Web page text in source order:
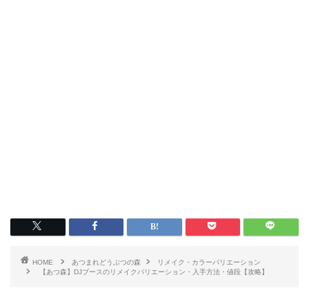
HOME あつまれどうぶつの森
リメイク・カラーバリエーション
【あつ森】DJブースのリメイクバリエーション・入手方法・値段【攻略】